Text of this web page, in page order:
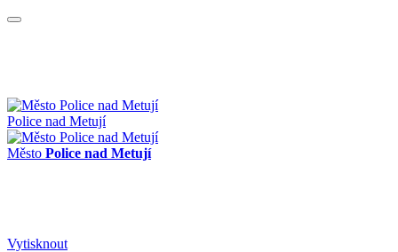
Police nad Metují
Město Police nad Metují
Vytisknout